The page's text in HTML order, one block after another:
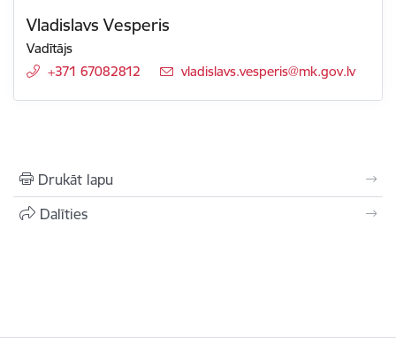
Vladislavs Vesperis
Vadītājs
+371 67082812
E-pasts:
vladislavs.vesperis@mk.gov.lv
Drukāt lapu
Dalīties